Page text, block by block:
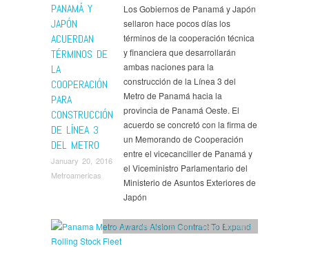
PANAMÁ Y
JAPÓN
ACUERDAN
TÉRMINOS DE
LA
COOPERACIÓN
PARA
CONSTRUCCIÓN
DE LÍNEA 3
DEL METRO
January 20, 2016
Metroamericas
Los Gobiernos de Panamá y Japón
sellaron hace pocos días los
términos de la cooperación técnica
y financiera que desarrollarán
ambas naciones para la
construcción de la Línea 3 del
Metro de Panamá hacia la
provincia de Panamá Oeste. El
acuerdo se concretó con la firma de
un Memorando de Cooperación
entre el vicecanciller de Panamá y
el Viceministro Parlamentario del
Ministerio de Asuntos Exteriores de
Japón
Central America,English,News,Panama